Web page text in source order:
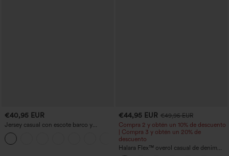
€40,95 EUR
Jersey casual con escote barco y
mangas murciélago
€44,95 EUR €49,95 EUR
Compra 2 y obtén un 10% de descuento
| Compra 3 y obtén un 20% de
descuento
Halara Flex™ overol casual de denim